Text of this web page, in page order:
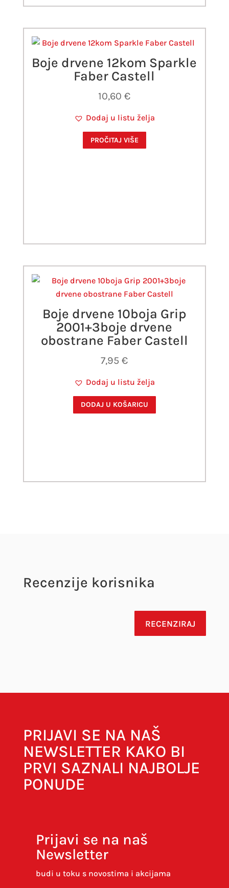
Boje drvene 12kom Sparkle
Faber Castell
10,60€
Dodaj u listu želja
PROČITAJ VIŠE
Boje drvene 10boja Grip
2001+3boje drvene
obostrane Faber Castell
7,95€
Dodaj u listu želja
DODAJ U KOŠARICU
Recenzije korisnika
RECENZIRAJ
Spremi moje ime, e-poštu i web-stranicu u
budem komentirao.
PRIJAVI SE NA NAŠ
NEWSLETTER KAKO BI
PRVI SAZNALI NAJBOLJE
PONUDE
Prijavi se na naš
Newsletter
budi u toku s novostima i akcijama